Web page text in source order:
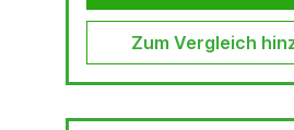
Zum Vergleich